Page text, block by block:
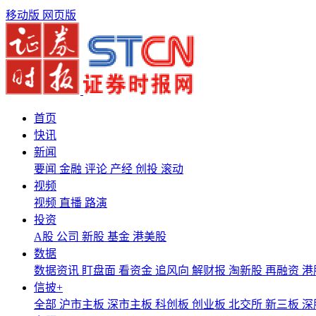
移动版 网页版
首页
快讯
新闻
要闻 金融 评论 产经 创投 滚动
视频
视频 直播 路演
投资
A股 公司 新股 基金 港美股
数据
数据资讯 盯盘面 看资金 追风向 解财报 淘新股 再融资 港
信披+
全部 沪市主板 深市主板 科创板 创业板 北交所 新三板 深